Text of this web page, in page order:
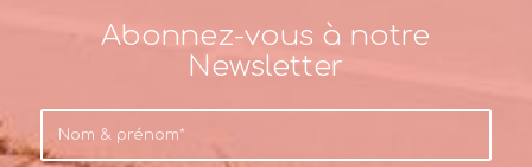
Abonnez-vous à notre
Newsletter